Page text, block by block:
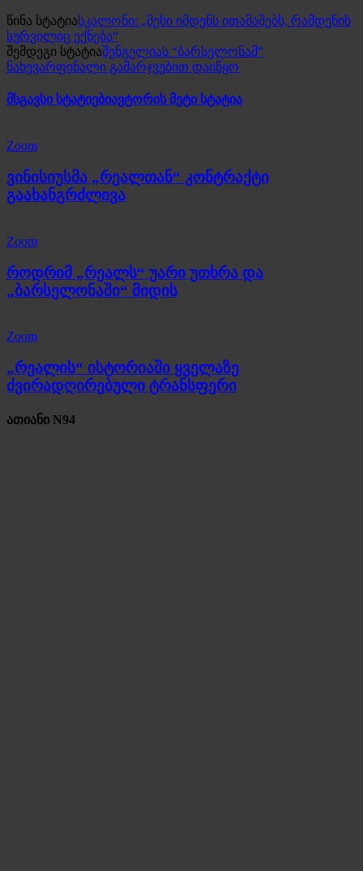
წინა სტატიასკალონი: „მესი იმდენს ითამაშებს, რამდენის
სურვილიც ექნება“
შემდეგი სტატიაშენგელიას “ბარსელონამ”
ნახევარფინალი გამარჯვებით დაიწყო
მსგავსი სტატიებიავტორის მეტი სტატია
Zoom
ვინისიუსმა „რეალთან“ კონტრაქტი
გაახანგრძლივა
Zoom
როდრიმ „რეალს“ უარი უთხრა და
„ბარსელონაში“ მიდის
Zoom
„რეალის“ ისტორიაში ყველაზე
ძვირადღირებული ტრანსფერი
ათიანი N94